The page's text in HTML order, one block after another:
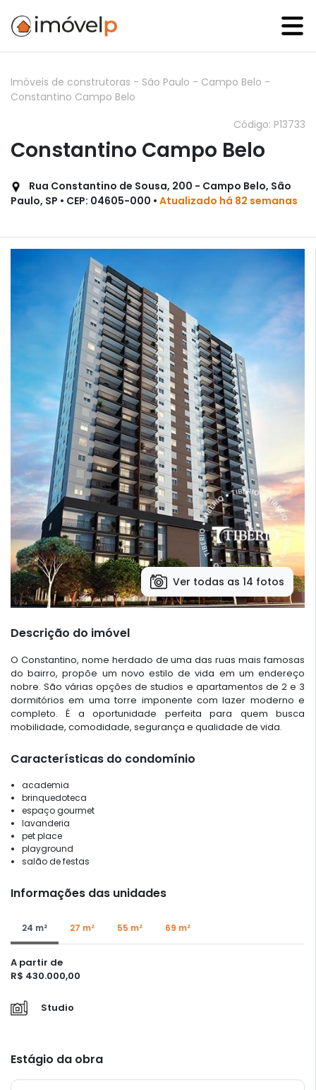
Imóveis de construtoras - São Paulo - Campo Belo -
Constantino Campo Belo
Código: P13733
Constantino Campo Belo
Rua Constantino de Sousa, 200 - Campo Belo, São
Paulo, SP • CEP: 04605-000 • Atualizado há 82 semanas
Ver todas as 14 fotos
Descrição do imóvel
O Constantino, nome herdado de uma das ruas mais famosas
do bairro, propõe um novo estilo de vida em um endereço
nobre. São várias opções de studios e apartamentos de 2 e 3
dormitórios em uma torre imponente com lazer moderno e
completo. É a oportunidade perfeita para quem busca
mobilidade, comodidade, segurança e qualidade de vida.
Características do condomínio
academia
brinquedoteca
espaço gourmet
lavanderia
pet place
playground
salão de festas
Informações das unidades
24 m² 27 m² 55 m² 69 m²
A partir de
R$ 430.000,00
Studio
Estágio da obra